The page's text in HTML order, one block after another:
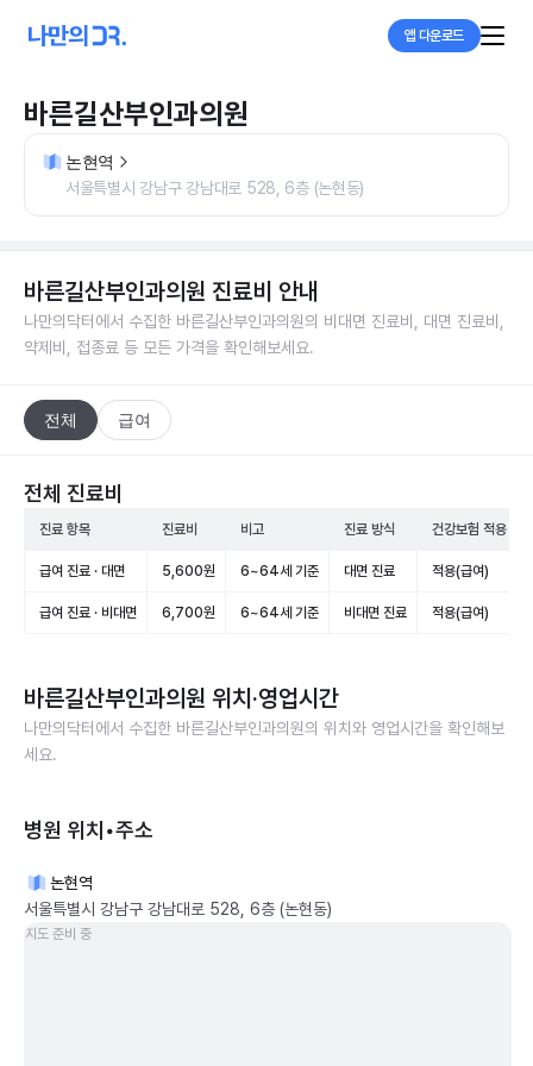
앱 다운로드
바른길산부인과의원
논현역
서울특별시 강남구 강남대로 528, 6층 (논현동)
바른길산부인과의원 진료비 안내
나만의닥터에서 수집한 바른길산부인과의원의 비대면 진료비, 대면 진료비,
약제비, 접종료 등 모든 가격을 확인해보세요.
전체 급여
전체 진료비
진료 항목 진료비 비고 진료 방식 건강보험 적용
급여 진료 · 대면 5,600원 6~64세 기준 대면 진료 적용(급여)
급여 진료 · 비대면 6,700원 6~64세 기준 비대면 진료 적용(급여)
바른길산부인과의원 위치·영업시간
나만의닥터에서 수집한 바른길산부인과의원의 위치와 영업시간을 확인해보
세요.
병원 위치•주소
논현역
서울특별시 강남구 강남대로 528, 6층 (논현동)
지도 준비 중